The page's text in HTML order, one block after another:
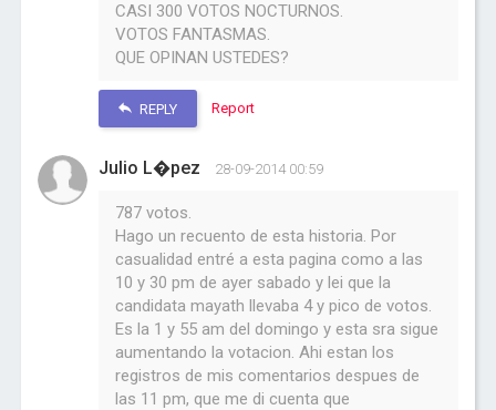
CASI 300 VOTOS NOCTURNOS.
VOTOS FANTASMAS.
QUE OPINAN USTEDES?
REPLY Report
Julio L�pez 28-09-2014 00:59
787 votos.
Hago un recuento de esta historia. Por
casualidad entré a esta pagina como a las
10 y 30 pm de ayer sabado y lei que la
candidata mayath llevaba 4 y pico de votos.
Es la 1 y 55 am del domingo y esta sra sigue
aumentando la votacion. Ahi estan los
registros de mis comentarios despues de
las 11 pm, que me di cuenta que